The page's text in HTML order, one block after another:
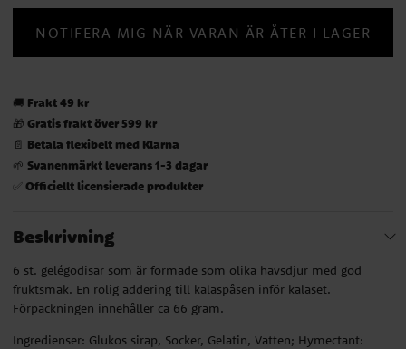
NOTIFERA MIG NÄR VARAN ÄR ÅTER I LAGER
🚚 Frakt 49 kr
🎁 Gratis frakt över 599 kr
📄 Betala flexibelt med Klarna
🌱 Svanenmärkt leverans 1-3 dagar
✅ Officiellt licensierade produkter
Beskrivning
6 st. gelégodisar som är formade som olika havsdjur med god
fruktsmak. En rolig addering till kalaspåsen inför kalaset.
Förpackningen innehåller ca 66 gram.
Ingredienser: Glukos sirap, Socker, Gelatin, Vatten; Hymectant: